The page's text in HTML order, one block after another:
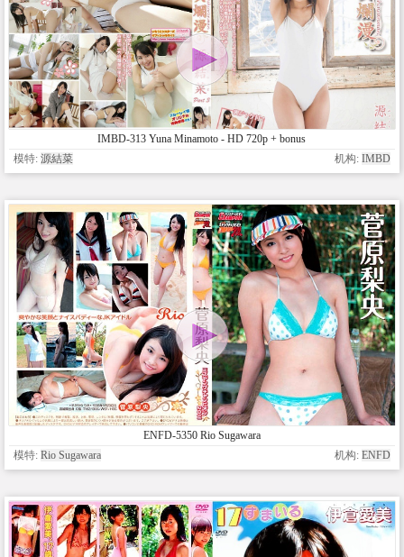
IMBD-313 Yuna Minamoto - HD 720p + bonus
模特: 源結菜 机构: IMBD
ENFD-5350 Rio Sugawara
模特: Rio Sugawara 机构: ENFD